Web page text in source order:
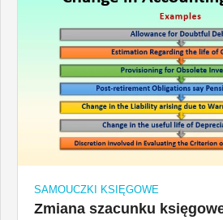
SAMOUCZKI KSIĘGOWE
Zmiana szacunku